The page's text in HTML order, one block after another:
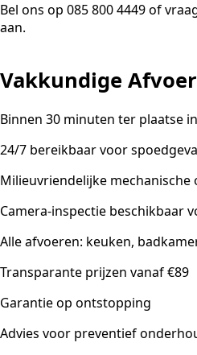
Bel ons op 085 800 4449 of
aan.
Vakkundige
Binnen 30 minuten ter plaatse
24/7 bereikbaar voor
Milieuvriendelijke
Camera-inspectie beschikbaar
Alle afvoeren: keuken,
Transparante prijzen vanaf €89
Garantie op ontstopping
Advies voor preventief